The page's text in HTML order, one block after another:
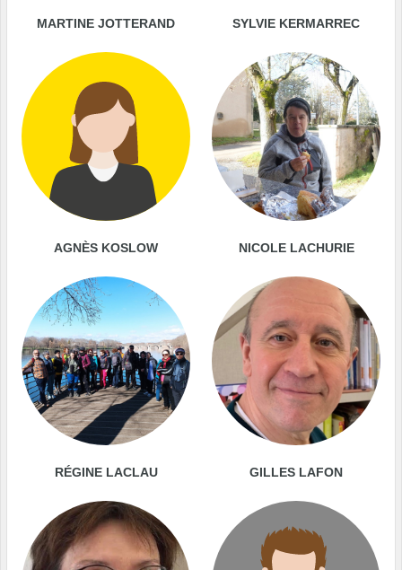
MARTINE JOTTERAND SYLVIE KERMARREC
AGNÈS KOSLOW NICOLE LACHURIE
RÉGINE LACLAU GILLES LAFON